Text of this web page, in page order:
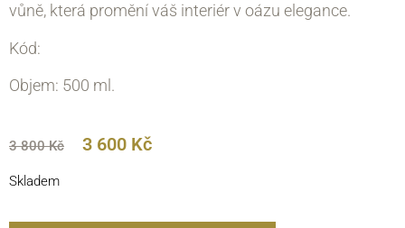
vůně, která promění váš interiér v oázu elegance.
Kód:
Objem: 500 ml.
3 800Kč 3 600 Kč
Skladem